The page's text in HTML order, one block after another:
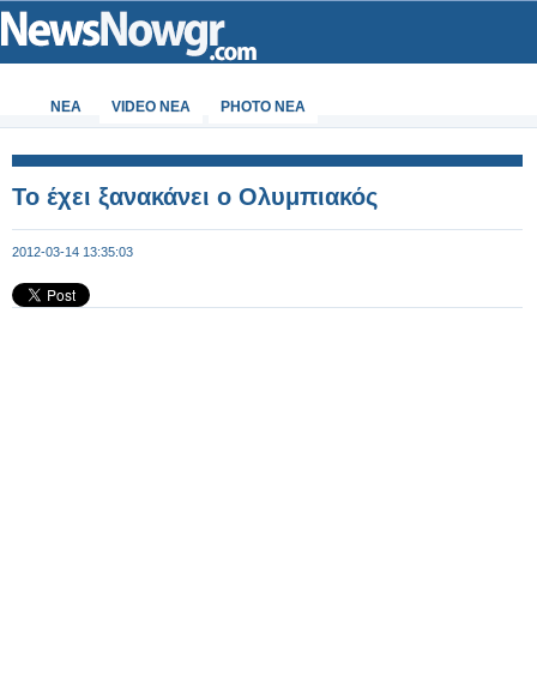
ΝΕΑ VIDEO NEA PHOTO NEA
Το έχει ξανακάνει ο Ολυμπιακός
2012-03-14 13:35:03